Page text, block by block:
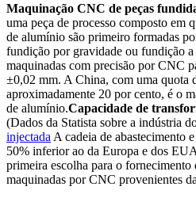
Maquinação CNC de peças
uma peça de processo composto em
de alumínio são primeiro formadas
fundição por gravidade ou fundição a
maquinadas com precisão por CNC
±0,02 mm. A China, com uma quota
aproximadamente 20 por cento, é o
de alumínio.Capacidade de
(Dados da Statista sobre a indústria
injectada A cadeia de abastecimento
50% inferior ao da Europa e dos
primeira escolha para o
maquinadas por CNC provenientes